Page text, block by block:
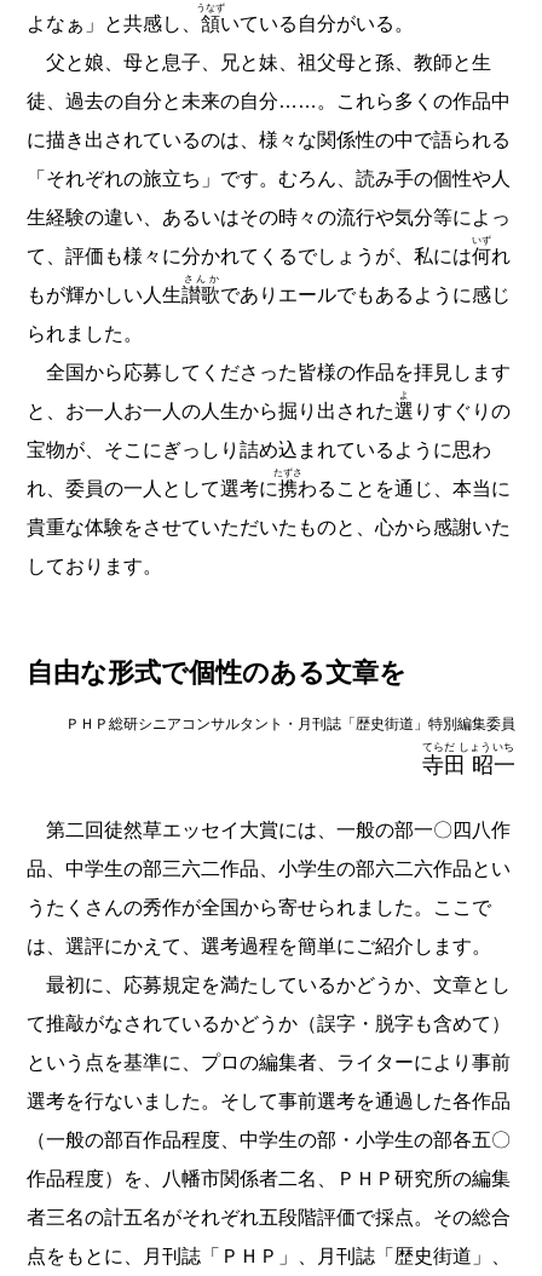
よなぁ」と共感し、頷
うなず
いている自分がいる。
父と娘、母と息子、兄と妹、祖父母と孫、教師と生
徒、過去の自分と未来の自分……。これら多くの作品中
に描き出されているのは、様々な関係性の中で語られる
「それぞれの旅立ち」です。むろん、読み手の個性や人
生経験の違い、あるいはその時々の流行や気分等によっ
て、評価も様々に分かれてくるでしょうが、私には何
いず
れ
もが輝かしい人生讃歌
さんか
でありエールでもあるように感じ
られました。
全国から応募してくださった皆様の作品を拝見します
と、お一人お一人の人生から掘り出された選
よ
りすぐりの
宝物が、そこにぎっしり詰め込まれているように思わ
れ、委員の一人として選考に携
たずさ
わることを通じ、本当に
貴重な体験をさせていただいたものと、心から感謝いた
しております。
自由な形式で個性のある文章を
ＰＨＰ総研シニアコンサルタント・月刊誌「歴史街道」特別編集委員
寺田 昭一
てらだ しょういち
第二回徒然草エッセイ大賞には、一般の部一〇四八作
品、中学生の部三六二作品、小学生の部六二六作品とい
うたくさんの秀作が全国から寄せられました。ここで
は、選評にかえて、選考過程を簡単にご紹介します。
最初に、応募規定を満たしているかどうか、文章とし
て推敲がなされているかどうか（誤字・脱字も含めて）
という点を基準に、プロの編集者、ライターにより事前
選考を行ないました。そして事前選考を通過した各作品
（一般の部百作品程度、中学生の部・小学生の部各五〇
作品程度）を、八幡市関係者二名、ＰＨＰ研究所の編集
者三名の計五名がそれぞれ五段階評価で採点。その総合
点をもとに、月刊誌「ＰＨＰ」、月刊誌「歴史街道」、